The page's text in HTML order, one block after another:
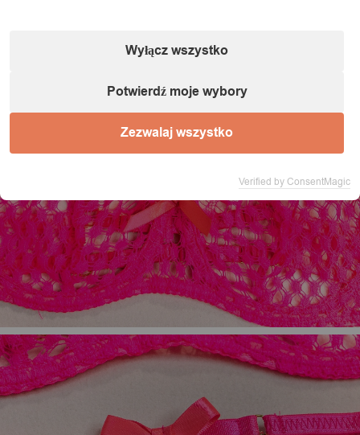
Wyłącz wszystko
Potwierdź moje wybory
Zezwalaj wszystko
Verified by ConsentMagic